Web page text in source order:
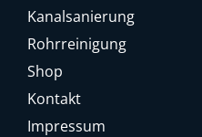
Kanalsanierung
Rohrreinigung
Shop
Kontakt
Impressum